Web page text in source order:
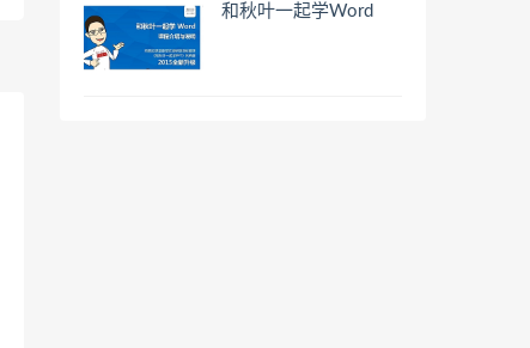
和秋叶一起学Word